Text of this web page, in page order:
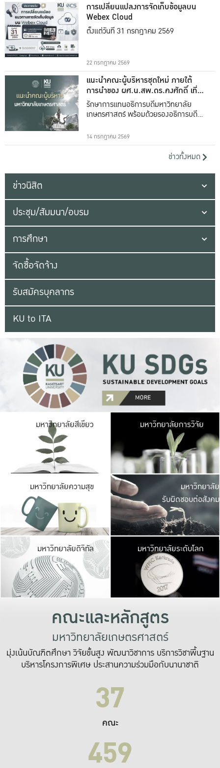
การเปลี่ยนแปลงการจัดเก็บข้อมูลบน
Webex Cloud
ตั้งแต่วันที่ 31 กรกฎาคม 2569
22 กรกฎาคม 2569
แนะนำคณะผู้บริหารชุดใหม่ ภายใต้
การนำของ ผศ.น.สพ.ดร.คงศักดิ์ เที่ยง
ธรรม
รักษาการแทนอธิการบดีมหาวิทยาลัย
เกษตรศาสตร์ พร้อมด้วยรองอธิการบดีทั้ง
14 กรกฎาคม 2569
ข่าวทั้งหมด
ข่าวนิสิต
ประชุม/สัมมนา/อบรม
การศึกษา
จัดซื้อจัดจ้าง
รับสมัครบุคลากร
KU to ITA
มหาวิทยาลัยสีเขียว มหาวิ
มีพื้นที่เขียวสดใส
เป็นป่าในเมือง เกษต
มหาวิทยาลัยการวิจัย
มหาวิทยาลัยความสุข มหาวิ
ค
เปิดประ
และพบเรื่องราวใ
มหาวิทยาลัย
รับผิดชอบต่อสังคม
มหาวิทยาลัยดิจิทัล มหาวิ
เปลี่ยนแปลง แล
เพื่อทำง
ระบบสารสนเทศ
มหาวิทยาลัยระดับโลก
คณะและหลักสูตร
มหาวิทยาลัยเกษตรศาสตร์
มุ่งเน้นบัณฑิตศึกษา วิจัยขั้นสูง พัฒนาวิชาการ บริการวิชาพื้นฐาน
บริหารโครงการพิเศษ ประสานความร่วมมือกับนานาชาติ
37
คณะ
459